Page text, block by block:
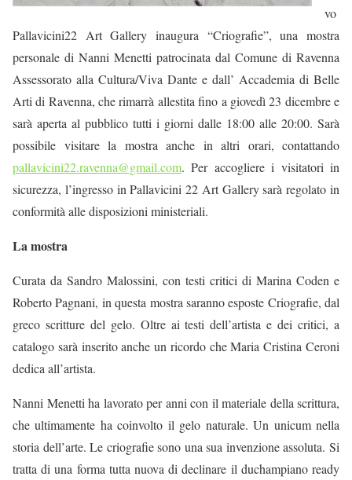
vo
Pallavicini22 Art Gallery inaugura “Criografie”, una mostra
personale di Nanni Menetti patrocinata dal Comune di Ravenna
Assessorato alla Cultura/Viva Dante e dall’ Accademia di Belle
Arti di Ravenna,che rimarrà allestitafino a giovedì 23 dicembree
sarà aperta al pubblico tutti i giorni dalle 18:00 alle 20:00. Sarà
possibile visitare la mostra anche in altri orari, contattando
pallavicini22.ravenna@gmail.com.Per accogliere i visitatori in
sicurezza, l’ingresso in Pallavicini 22 Art Gallery sarà regolato in
conformità alle disposizioni ministeriali.
La mostra
Curata da Sandro Malossini, con testi critici di Marina Coden e
Roberto Pagnani, in questa mostra saranno esposte Criografie, dal
greco scritture del gelo. Oltre ai testi dell’artista e dei critici, a
catalogo sarà inserito anche un ricordo cheMaria Cristina Ceroni
dedica all’artista.
Nanni Menetti ha lavorato per anni con il materiale della scrittura,
che ultimamente ha coinvolto il gelo naturale. Un unicumnella
storia dell’arte. Le criografie sono una sua invenzione assoluta. Si
tratta di una forma tutta nuova di declinare il duchampiano ready